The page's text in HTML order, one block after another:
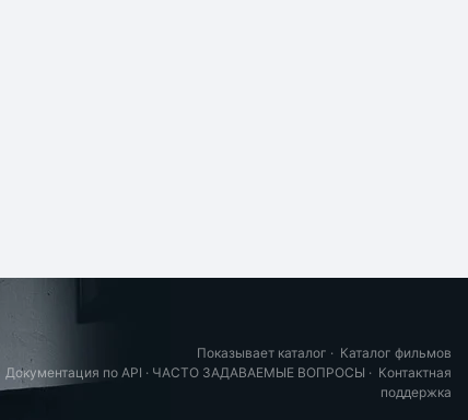
Показывает каталог · Каталог фильмов
Документация по API · ЧАСТО ЗАДАВАЕМЫЕ ВОПРОСЫ · Контактная
поддержка